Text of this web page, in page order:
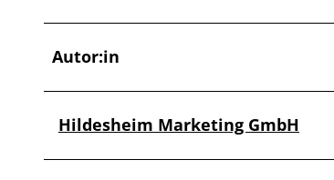
Autor:in
Hildesheim Marketing GmbH